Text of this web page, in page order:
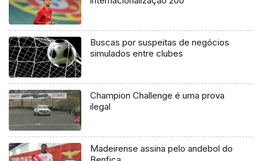
Buscas por suspeitas de negócios
simulados entre clubes
Champion Challenge é uma prova
ilegal
Madeirense assina pelo andebol do